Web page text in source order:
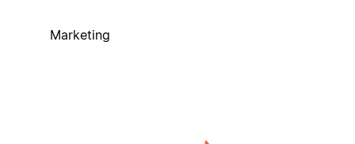
Marketing